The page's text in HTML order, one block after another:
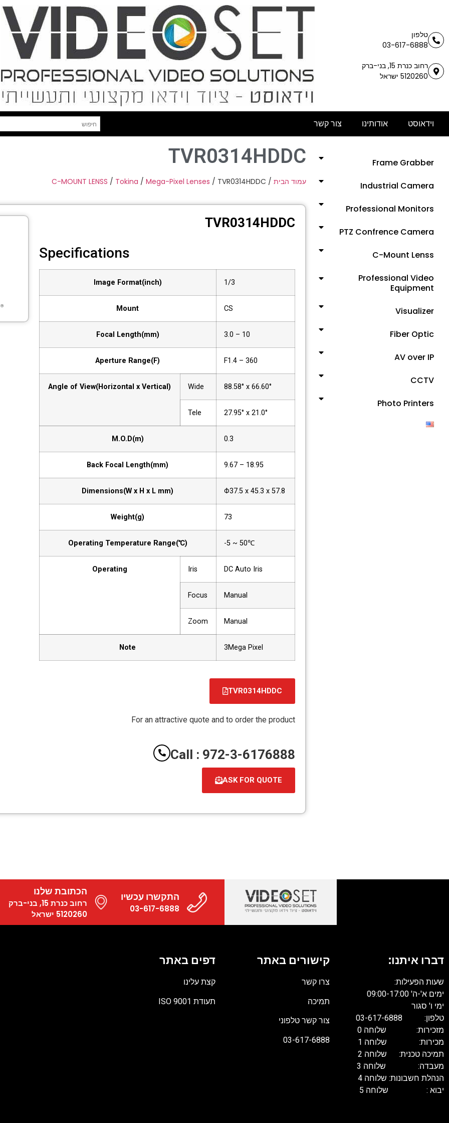
טלפון
03-617-6888
רחוב כנרת 15, בני-ברק
5120260 ישראל
וידאוסט אודותינו צור קשר
Frame Grabber
Industrial Camera
Professional Monitors
PTZ Confrence Camera
C-Mount Lenss
Professional Video
Equipment
Visualizer
Fiber Optic
AV over IP
CCTV
Photo Printers
TVR0314HDDC
עמוד הבית /
C-MOUNT LENSS / Tokina / Mega-Pixel Lenses / TVR0314HDDC
TVR0314HDDC
Specifications
Image Format(inch) 1/3
Mount CS
Focal Length(mm) 3.0 – 10
Aperture Range(F) F1.4 – 360
Angle of View(Horizontal x Vertical) Wide 88.58° x 66.60°
Tele 27.95° x 21.0°
M.O.D(m) 0.3
Back Focal Length(mm) 9.67 – 18.95
Dimensions(W x H x L mm) Φ37.5 x 45.3 x 57.8
Weight(g) 73
Operating Temperature Range(℃) -5 ~ 50℃
Operating Iris DC Auto Iris
Focus Manual
Zoom Manual
Note 3Mega Pixel
TVR0314HDDC
קובץ
PDF
For an attractive quote and to order the product
Call : 972-3-6176888
ASK FOR QUOTE
התקשרו עכשיו
03-617-6888
הכתובת שלנו
רחוב כנרת 15, בני-ברק
5120260 ישראל
דברו איתנו:
שעות הפעילות:
ימים א'-ה' 09:00-17:00
ימי ו' סגור
טלפון: 03-617-6888
מזכירות: שלוחה 0
מכירות: שלוחה 1
תמיכה טכנית: שלוחה 2
מעבדה: שלוחה 3
הנהלת חשבונות: שלוחה 4
יבוא : שלוחה 5
קישורים באתר
צרו קשר
תמיכה
צור קשר טלפוני
03-617-6888
דפים באתר
קצת עלינו
תעודת ISO 9001